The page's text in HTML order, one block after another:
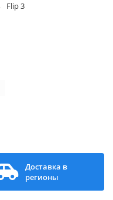
Flip 3
Доставка в
регионы